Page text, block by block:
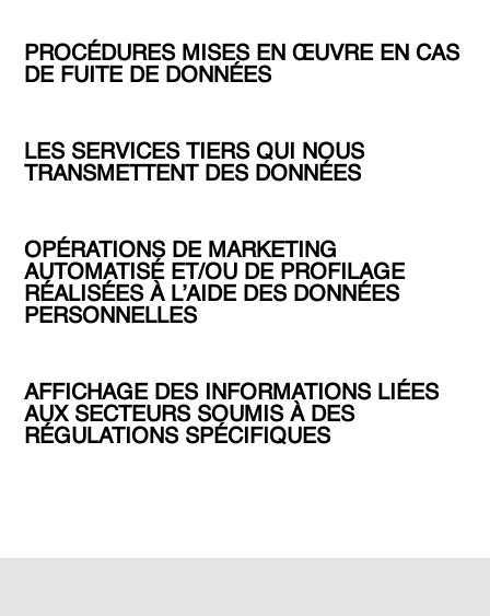
PROCÉDURES MISES EN ŒUVRE EN CAS
DE FUITE DE DONNÉES
LES SERVICES TIERS QUI NOUS
TRANSMETTENT DES DONNÉES
OPÉRATIONS DE MARKETING
AUTOMATISÉ ET/OU DE PROFILAGE
RÉALISÉES À L’AIDE DES DONNÉES
PERSONNELLES
AFFICHAGE DES INFORMATIONS LIÉES
AUX SECTEURS SOUMIS À DES
RÉGULATIONS SPÉCIFIQUES